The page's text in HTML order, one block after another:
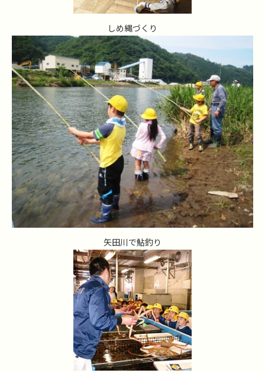
しめ縄づくり
矢田川で鮎釣り